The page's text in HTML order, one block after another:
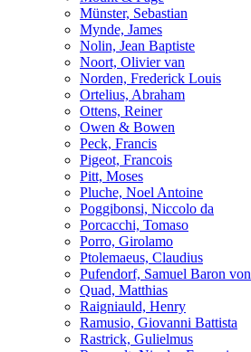
Münster, Sebastian
Mynde, James
Nolin, Jean Baptiste
Noort, Olivier van
Norden, Frederick Louis
Ortelius, Abraham
Ottens, Reiner
Owen & Bowen
Peck, Francis
Pigeot, Francois
Pitt, Moses
Pluche, Noel Antoine
Poggibonsi, Niccolo da
Porcacchi, Tomaso
Porro, Girolamo
Ptolemaeus, Claudius
Pufendorf, Samuel Baron von
Quad, Matthias
Raigniauld, Henry
Ramusio, Giovanni Battista
Rastrick, Gulielmus